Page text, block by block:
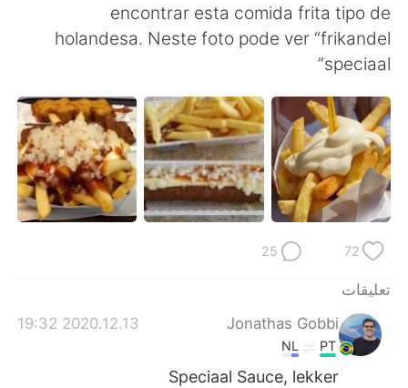
Español
日本語 한국어
Русский ไทย
Indonesia Italiano
encontrar esta comida frita tipo de
holandesa. Neste foto pode ver “frikandel
speciaal”
72
25
تعليقات
Jonathas Gobbi
2020.12.13 19:32
PT
NL
Speciaal Sauce, lekker